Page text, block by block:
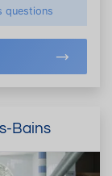
questions
Bains